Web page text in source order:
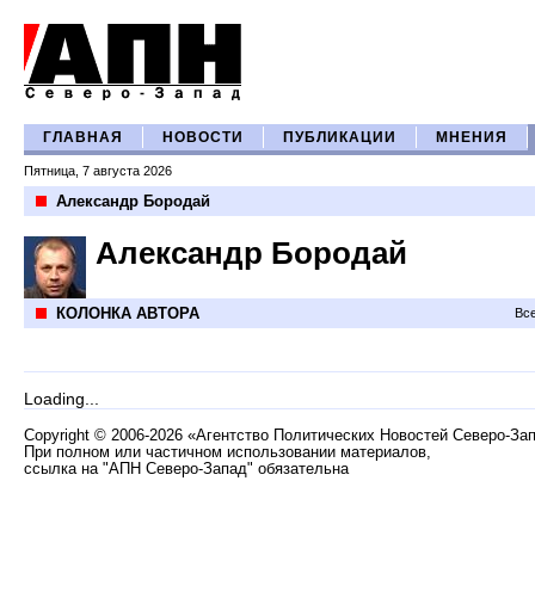
ГЛАВНАЯ НОВОСТИ ПУБЛИКАЦИИ МНЕНИЯ
Пятница, 7 августа 2026
Александр Бородай
Александр Бородай
КОЛОНКА АВТОРА
Loading...
Copyright © 2006-2026 «Агентство Политических Новостей Северо-
При полном или частичном использовании материалов,
ссылка на "АПН Северо-Запад" обязательна